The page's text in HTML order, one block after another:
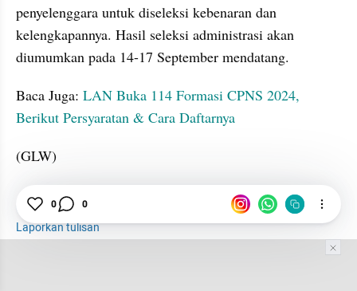
penyelenggara untuk diseleksi kebenaran dan
kelengkapannya. Hasil seleksi administrasi akan
diumumkan pada 14-17 September mendatang.
Baca Juga: LAN Buka 114 Formasi CPNS 2024,
Berikut Persyaratan & Cara Daftarnya
(GLW)
CPNS Kemenag
Laporkan tulisan
0 0